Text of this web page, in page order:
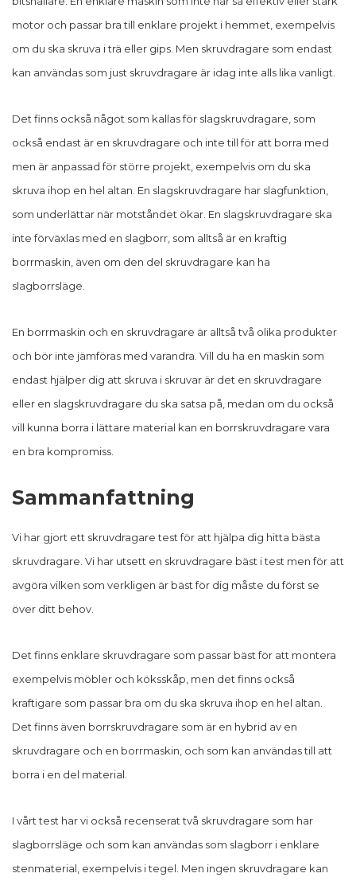
motor och passar bra till enklare projekt i hemmet, exempelvis
om du ska skruva i trä eller gips. Men skruvdragare som endast
kan användas som just skruvdragare är idag inte alls lika vanligt.
Det finns också något som kallas för slagskruvdragare, som
också endast är en skruvdragare och inte till för att borra med
men är anpassad för större projekt, exempelvis om du ska
skruva ihop en hel altan. En slagskruvdragare har slagfunktion,
som underlättar när motståndet ökar. En slagskruvdragare ska
inte förväxlas med en slagborr, som alltså är en kraftig
borrmaskin, även om den del skruvdragare kan ha
slagborrsläge.
En borrmaskin och en skruvdragare är alltså två olika produkter
och bör inte jämföras med varandra. Vill du ha en maskin som
endast hjälper dig att skruva i skruvar är det en skruvdragare
eller en slagskruvdragare du ska satsa på, medan om du också
vill kunna borra i lättare material kan en borrskruvdragare vara
en bra kompromiss.
Sammanfattning
Vi har gjort ett skruvdragare test för att hjälpa dig hitta bästa
skruvdragare. Vi har utsett en skruvdragare bäst i test men för att
avgöra vilken som verkligen är bäst för dig måste du först se
över ditt behov.
Det finns enklare skruvdragare som passar bäst för att montera
exempelvis möbler och köksskåp, men det finns också
kraftigare som passar bra om du ska skruva ihop en hel altan.
Det finns även borrskruvdragare som är en hybrid av en
skruvdragare och en borrmaskin, och som kan användas till att
borra i en del material.
I vårt test har vi också recenserat två skruvdragare som har
slagborrsläge och som kan användas som slagborr i enklare
stenmaterial, exempelvis i tegel. Men ingen skruvdragare kan